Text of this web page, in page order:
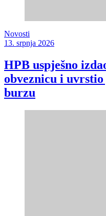
Novosti
13. srpnja 2026
HPB uspješno
obveznicu i
burzu